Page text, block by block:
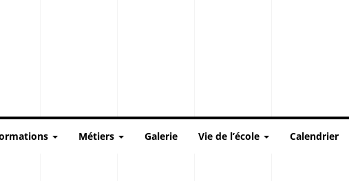
Métiers Galerie Vie de l’école Calendrier